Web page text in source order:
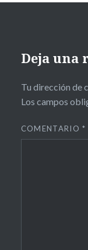
Deja una
Tu dirección de
Los campos
COMENTARIO*